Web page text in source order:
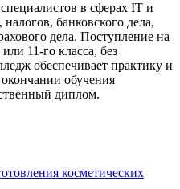
в сферах IT и
банковского дела,
дела. Поступление на
11-го класса, без
обеспечивает практику и
обучения
диплом.
косметических